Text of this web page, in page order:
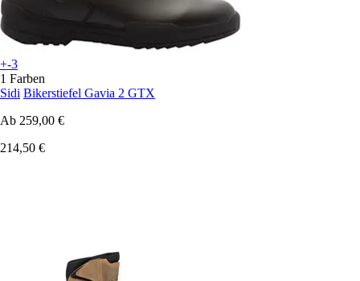
+-3
1 Farben
Sidi Bikerstiefel Gavia 2 GTX
Ab 259,00 €
214,50 €